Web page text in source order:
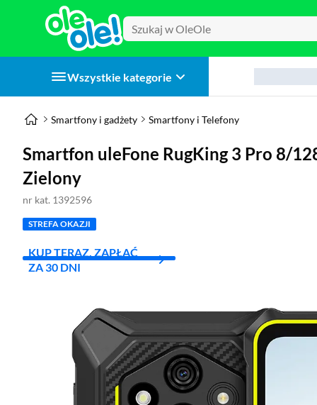
Wszystkie kategorie
Smartfony i gadżety Smartfony i Telefony
Smartfon uleFone RugKing 3 Pro 8/
Zielony
nr kat. 1392596
STREFA OKAZJI
KUP TERAZ, ZAPŁAĆ
ZA 30 DNI